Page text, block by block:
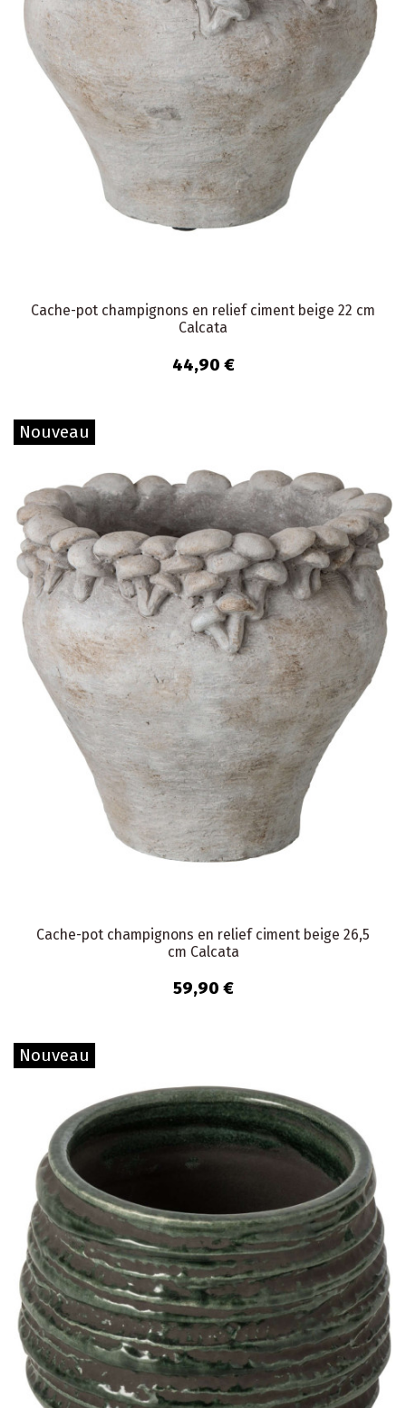
Cache-pot champignons en relief ciment beige 22 cm
Calcata
44,90 €
Nouveau
Cache-pot champignons en relief ciment beige 26,5
cm Calcata
59,90 €
Nouveau